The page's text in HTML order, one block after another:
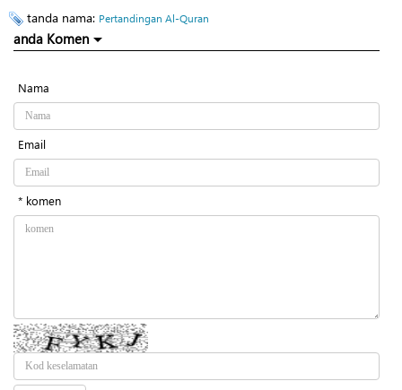
tanda nama: Pertandingan Al-Quran
anda Komen
Nama
Email
* komen